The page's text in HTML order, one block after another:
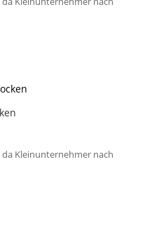
Kleinunternehmer nach